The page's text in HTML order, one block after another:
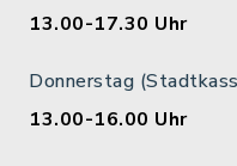
13.00-17.30 Uhr
Donnerstag
13.00-16.00 Uhr